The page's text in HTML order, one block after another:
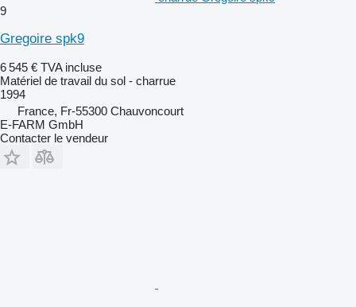
9
Gregoire spk9
6 545 € TVA incluse
Matériel de travail du sol - charrue
1994
France, Fr-55300 Chauvoncourt
E-FARM GmbH
Contacter le vendeur